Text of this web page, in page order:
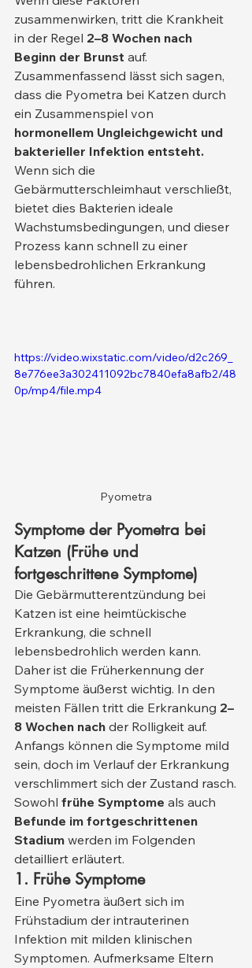
zusammenwirken, tritt die Krankheit
in der Regel 2–8 Wochen nach
Beginn der Brunst auf.
Zusammenfassend lässt sich sagen,
dass die Pyometra bei Katzen durch
ein Zusammenspiel von
hormonellem Ungleichgewicht und
bakterieller Infektion entsteht.
Wenn sich die
Gebärmutterschleimhaut verschließt,
bietet dies Bakterien ideale
Wachstumsbedingungen, und dieser
Prozess kann schnell zu einer
lebensbedrohlichen Erkrankung
führen.
https://video.wixstatic.com/video/d2c269_
8e776ee3a302411092bc7840efa8afb2/48
0p/mp4/file.mp4
Pyometra
Symptome der Pyometra bei
Katzen (Frühe und
fortgeschrittene Symptome)
Die Gebärmutterentzündung bei
Katzen ist eine heimtückische
Erkrankung, die schnell
lebensbedrohlich werden kann.
Daher ist die Früherkennung der
Symptome äußerst wichtig. In den
meisten Fällen tritt die Erkrankung 2–
8 Wochen nach der Rolligkeit auf.
Anfangs können die Symptome mild
sein, doch im Verlauf der Erkrankung
verschlimmert sich der Zustand rasch.
Sowohl frühe Symptome als auch
Befunde im fortgeschrittenen
Stadium werden im Folgenden
detailliert erläutert.
1. Frühe Symptome
Eine Pyometra äußert sich im
Frühstadium der intrauterinen
Infektion mit milden klinischen
Symptomen. Aufmerksame Eltern